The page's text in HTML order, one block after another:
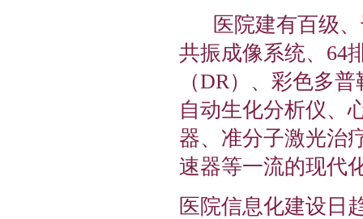
医院建有百级、
共振成像系统、64
（DR）、彩色多
自动生化分析仪、
器、准分子激光治
速器等一流的现代
医院信息化建设日